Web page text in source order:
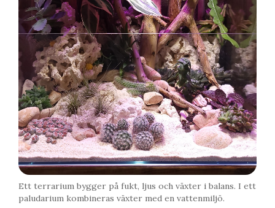
Ett terrarium bygger på fukt, ljus och växter i balans. I ett
paludarium kombineras växter med en vattenmiljö.